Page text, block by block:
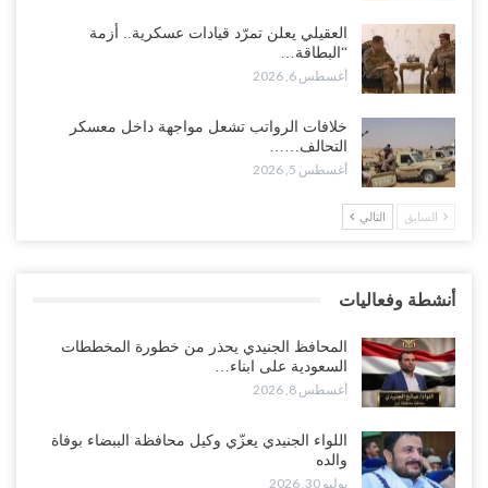
“شبوة“| الرياض تستبق نهب نفط ثاني محافظة يمنية بالإطاحة بقادة
فصائل موالية للإمارات..!
أغسطس 7, 2026
“أبين“| احتجاجًا على تردي الأوضاع المعيشية.. إضراب يشل سوق الرباط
في يافع..!
أغسطس 7, 2026
المواجهة مع الرياض..!
أغسطس 6, 2026
واسعة وإعادة ترتيب المشهد العسكري..!
أغسطس 6, 2026
العقيلي يعلن تمرّد قيادات عسكرية.. أزمة
“البطاقة…
أغسطس 6, 2026
خلافات الرواتب تشعل مواجهة داخل معسكر
التحالف……
أغسطس 5, 2026
السابق التالي
أنشطة وفعاليات
المحافظ الجنيدي يحذر من خطورة المخططات
السعودية على ابناء…
أغسطس 8, 2026
اللواء الجنيدي يعزّي وكيل محافظة الببضاء بوفاة
والده
يوليو 30, 2026